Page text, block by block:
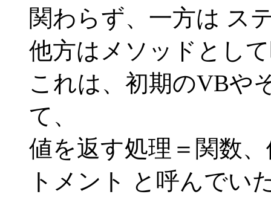
関わらず、一方は ス
他方はメソッドとし
これは、初期のVBや
て、
値を返す処理＝関数
トメント と呼んでい